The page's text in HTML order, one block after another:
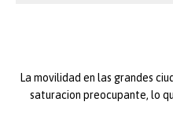
La movilidad en las grandes
saturacion preocupante, lo